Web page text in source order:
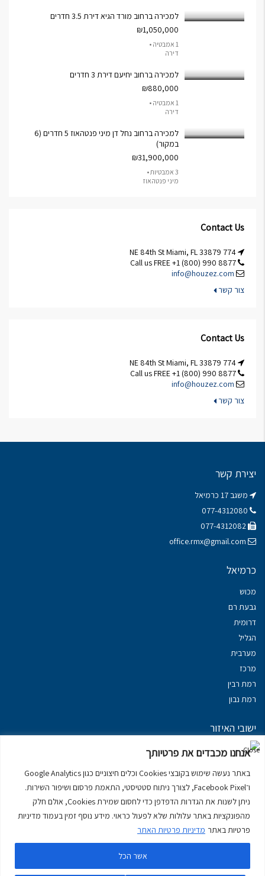
אנחנו מכבדים את פרטיותך
באתר נעשה שימוש בקובצי Cookies וכלים חיצוניים כגון Google Analytics
ו־Facebook Pixel, לצורך ניתוח סטטיסטי, התאמת פרסום ושיפור השירות.
ניתן לשנות את הגדרות הדפדפן כדי לחסום שמירת Cookies, אולם חלק
מהפונקציות באתר עלולות שלא לפעול כראוי. מידע נוסף זמין בעמוד מדיניות
פרטיות באתר מדיניות פרטיות האתר
אשר הכל
למכירה ברחוב מורד הגיא דירת 3.5 חדרים
₪1,050,000
1 אמבטיה •
דירה
למכירה ברחוב יחיעם דירת 3 חדרים
₪880,000
1 אמבטיה •
דירה
למכירה ברחוב נחל דן מיני פנטהאוז 5 חדרים (6
במקור)
₪31,900,000
3 אמבטיות •
מיני פנטהאוז
Contact Us
info@houzez.com
צור קשר
Contact Us
info@houzez.com
צור קשר
יצירת קשר
משגב 17 כרמיאל
office.rmx@gmail.com
כרמיאל
מכוש
גבעת רם
דרומית
הגליל
מערבית
מרכז
רמת רבין
רמת נבון
ישובי האיזור
נכסים במשגב
מרום הגליל
יצירת קשר
מדיניות פרטיות באתר